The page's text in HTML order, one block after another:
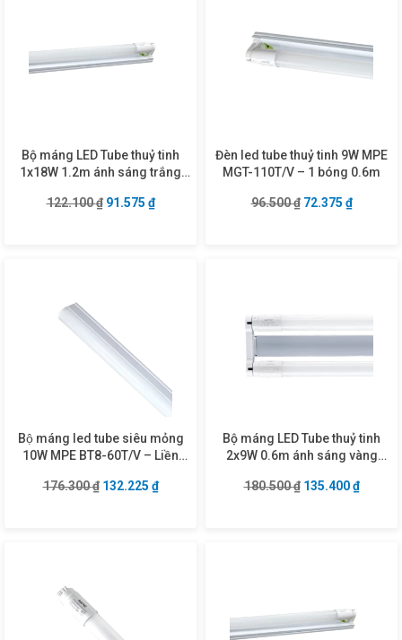
Bộ máng LED Tube thuỷ tinh
1x18W 1.2m ánh sáng trắng
122.100₫ Giá gốc là: 122.100 ₫.
91.575 ₫Giá hiện tại là: 91.575 ₫.
Đèn led tube thuỷ tinh 9W MPE
MGT-110T/V – 1 bóng 0.6m
96.500₫ Giá gốc là:
72.375 ₫Giá hiện
Bộ máng led tube siêu mỏng
10W MPE BT8-60T/V – Liền
176.300₫ Giá gốc là: 176.300 ₫.
132.225 ₫Giá hiện tại là: 132.225 ₫.
Bộ máng LED Tube thuỷ tinh
2x9W 0.6m ánh sáng vàng
180.500₫ Giá gốc là:
135.400₫Giá